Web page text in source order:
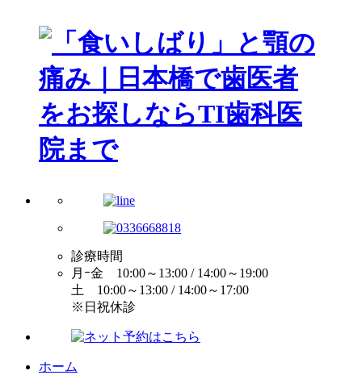
診療時間
月ｰ金 10:00～13:00 / 14:00～19:00
土 10:00～13:00 / 14:00～17:00
※日祝休診
ホーム